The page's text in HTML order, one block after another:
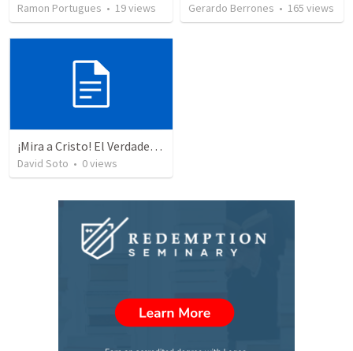
Ramon Portugues • 19views Gerardo Berrones • 165 views
¡Mira a Cristo! El Verdadero Gozo
David Soto • 0views